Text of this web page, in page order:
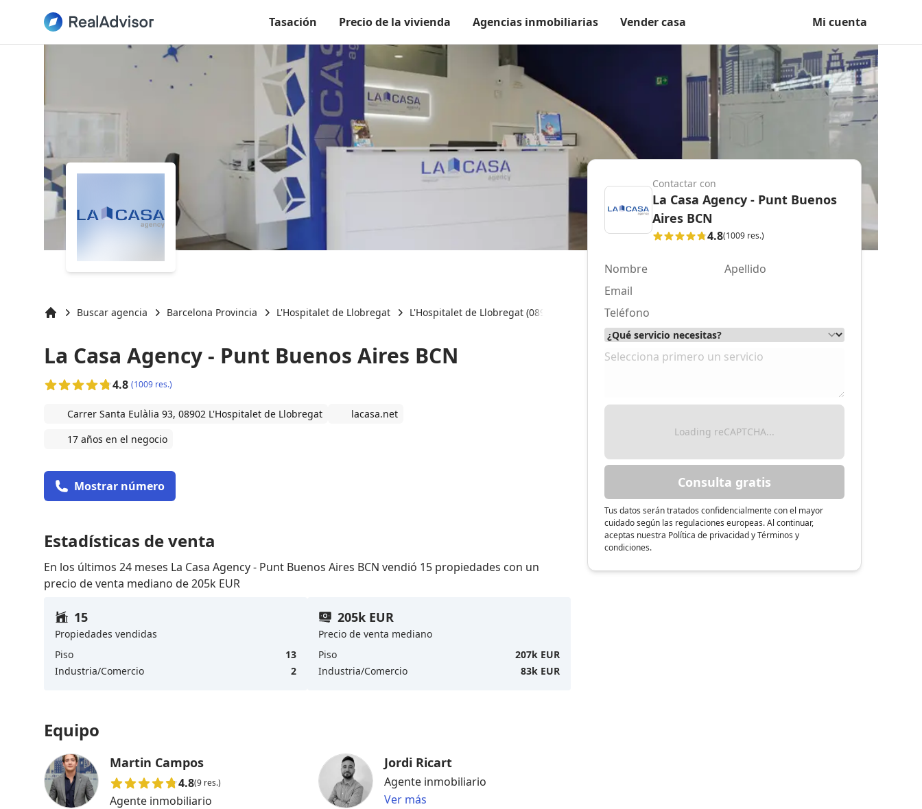
Tasación Precio de la vivienda Agencias inmobiliarias Vender casa Mi cuenta
Buscar agencia Barcelona Provincia L'Hospitalet de Llobregat L'Hospitalet de Llobregat (08902) La Casa Agency - Punt Buenos Aires BCN
La Casa Agency - Punt Buenos Aires BCN
4.8 (1009 res.)
Carrer Santa Eulàlia 93, 08902 L'Hospitalet de Llobregat
lacasa.net
17 años en el negocio
Mostrar número
Estadísticas de venta
En los últimos 24 meses La Casa Agency - Punt Buenos Aires BCN vendió 15 propiedades con un
precio de venta mediano de 205k EUR
15
Propiedades vendidas
Piso
13
Industria/Comercio
2
205k EUR
Precio de venta mediano
Piso
207k EUR
Industria/Comercio
83k EUR
Equipo
Martin Campos
4.8(9 res.)
Agente inmobiliario
Jordi Ricart
Agente inmobiliario
Ver más
Contactar con
La Casa Agency - Punt Buenos
Aires BCN
4.8(1009 res.)
Loading reCAPTCHA...
Consulta gratis
Tus datos serán tratados confidencialmente con el mayor
cuidado según las regulaciones europeas. Al continuar,
aceptas nuestra Política de privacidad y Términos y
condiciones.